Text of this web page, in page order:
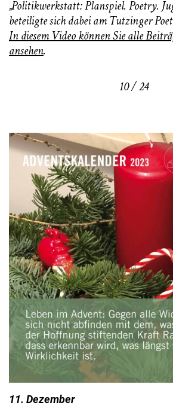
„Politikwerkstatt: Planspiel. Poetry.
beteiligte sich dabei am Tutzinger
In diesem Video können Sie alle
ansehen.
10 / 24
11. Dezember